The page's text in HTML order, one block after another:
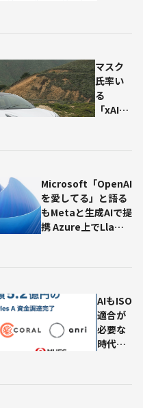
へ 「オ
ーロラ
発電
所」27
マスク
氏率い
る
「xAI」
用、
Twitter
のデー
タはAI
Microsoft「OpenAI
を愛してる」と語る
もMetaと生成AIで提
携 Azure上でLlama
AIもISO
適合が
必要な
時代に -